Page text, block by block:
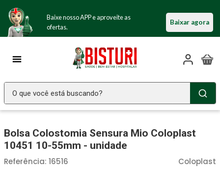
Baixe nosso APP e aproveite as
ofertas.
Baixar agora
O que você está buscando?
Bolsa Colostomia Sensura Mio Coloplast
10451 10-55mm - unidade
Coloplast
Referência: 16516
1º Seringa Insulina
2º Fralda Geriatrica
3 º Luva Latex